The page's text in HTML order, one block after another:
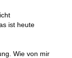
ist heute
Wie von mir